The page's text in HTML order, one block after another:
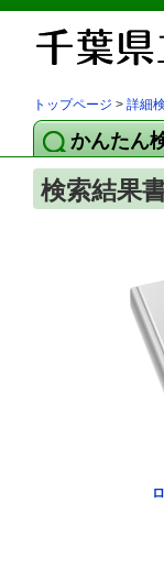
トップページ > 詳細
かんたん
検索結果